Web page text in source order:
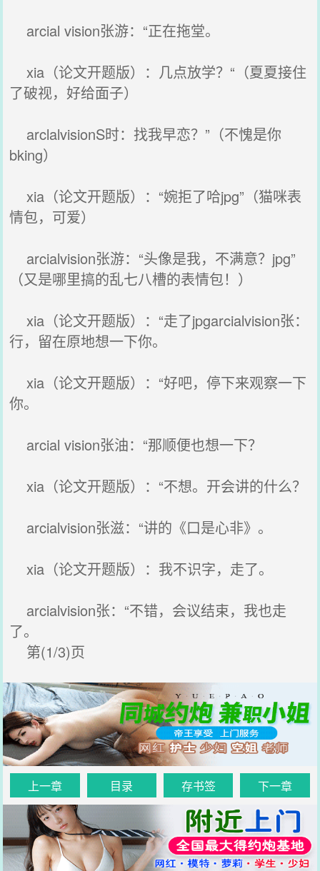
arcial vision张游：“正在拖堂。
xia（论文开题版）：几点放学？“（夏夏接住
了破视，好给面子）
arclalvisionS时：找我早恋？”（不愧是你
bking）
xia（论文开题版）：“婉拒了哈jpg”（猫咪表
情包，可爱）
arcialvision张游：“头像是我，不满意？jpg”
（又是哪里搞的乱七八槽的表情包！）
xia（论文开题版）：“走了jpgarcialvision张：
行，留在原地想一下你。
xia（论文开题版）：“好吧，停下来观察一下
你。
arcial vision张油：“那顺便也想一下？
xia（论文开题版）：“不想。开会讲的什么？
arcialvision张滋：“讲的《口是心非》。
xia（论文开题版）：我不识字，走了。
arcialvision张：“不错，会议结束，我也走
了。
第(1/3)页
上一章 目录 存书签 下一章